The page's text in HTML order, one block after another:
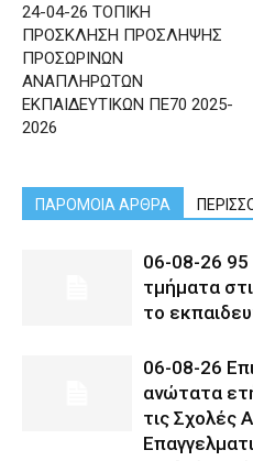
24-04-26 ΤΟΠΙΚΗ
ΠΡΟΣΚΛΗΣΗ ΠΡΟΣΛΗΨΗΣ
ΠΡΟΣΩΡΙΝΩΝ
ΑΝΑΠΛΗΡΩΤΩΝ
ΕΚΠΑΙΔΕΥΤΙΚΩΝ ΠΕ70 2025-
2026
ΠΑΡΟΜΟΙΑ ΑΡΘΡΑ
06-08-26 95
τμήματα
το
06-08-26
ανώτατα
τις Σχολές